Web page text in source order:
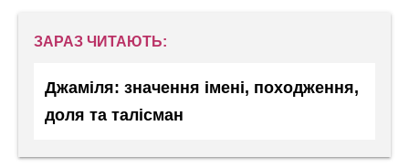
ЗАРАЗ ЧИТАЮТЬ:
Джаміля: значення імені, походження,
доля та талісман